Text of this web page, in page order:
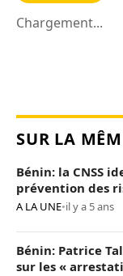
Chargement...
SUR LA
Bénin: la CNSS
prévention des
A LA UNE•il y a 5 ans
Bénin: Patrice
sur les «